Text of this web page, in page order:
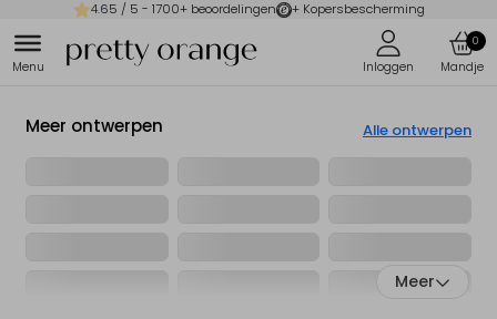
4.65 / 5 - 1700+ beoordelingen + Kopersbescherming
0
Meer ontwerpen Alle ontwerpen
Meer